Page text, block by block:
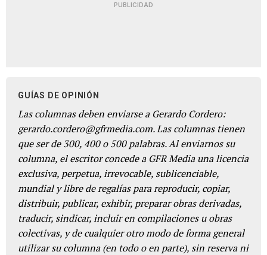
PUBLICIDAD
GUÍAS DE OPINIÓN
Las columnas deben enviarse a Gerardo Cordero:
gerardo.cordero@gfrmedia.com. Las columnas tienen
que ser de 300, 400 o 500 palabras. Al enviarnos su
columna, el escritor concede a GFR Media una licencia
exclusiva, perpetua, irrevocable, sublicenciable,
mundial y libre de regalías para reproducir, copiar,
distribuir, publicar, exhibir, preparar obras derivadas,
traducir, sindicar, incluir en compilaciones u obras
colectivas, y de cualquier otro modo de forma general
utilizar su columna (en todo o en parte), sin reserva ni